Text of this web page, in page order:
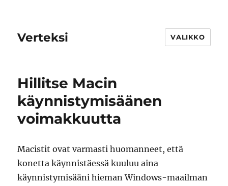
Verteksi VALIKKO
Hillitse Macin
käynnistymisäänen
voimakkuutta
Macistit ovat varmasti huomanneet, että
konetta käynnistäessä kuuluu aina
käynnistymisääni hieman Windows-maailman